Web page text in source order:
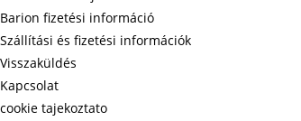
Barion fizetési információ
Szállítási és fizetési információk
Visszaküldés
Kapcsolat
cookie tajekoztato